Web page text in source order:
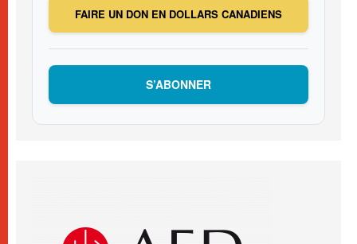
FAIRE UN DON EN DOLLARS CANADIENS
S’ABONNER